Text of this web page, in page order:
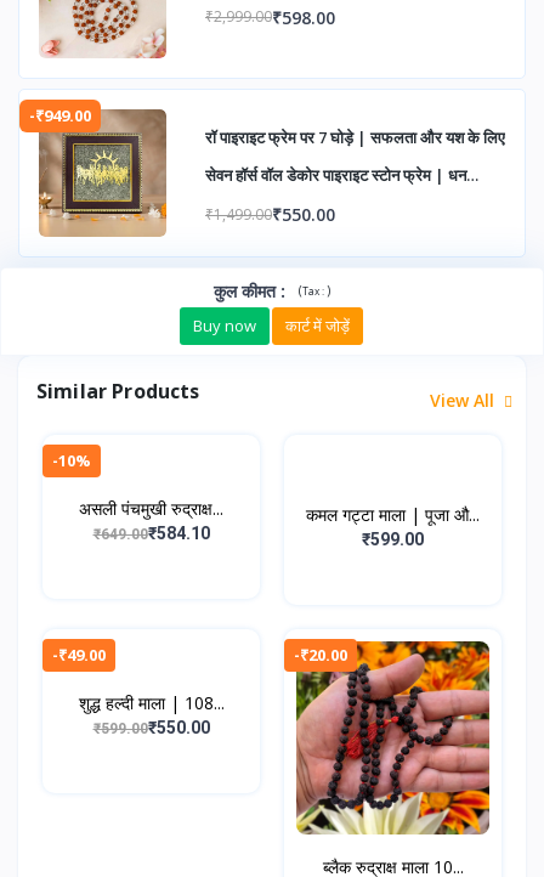
₹2,999.00₹598.00
-₹949.00
रॉ पाइराइट फ्रेम पर 7 घोड़े | सफलता और यश के लिए
सेवन हॉर्स वॉल डेकोर पाइराइट स्टोन फ्रेम | धन
आकर्षण हेतु वास्तु आइटम | वॉल डेकोर | उपहार हेतु
₹1,499.00₹550.00
कुल कीमत: (Tax :)
Buy now कार्ट में जोड़ें
Similar Products View All
-10%
असली पंचमुखी रुद्राक्ष...
₹649.00₹584.10
कमल गट्टा माला | पूजा औ...
₹599.00
-₹49.00
शुद्ध हल्दी माला | 108...
₹599.00₹550.00
-₹20.00
ब्लैक रुद्राक्ष माला 10...